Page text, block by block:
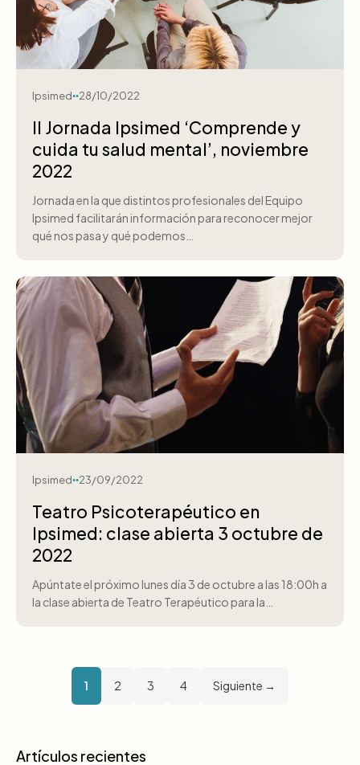
Ipsimed 28/10/2022
II Jornada Ipsimed ‘Comprende y
cuida tu salud mental’, noviembre
2022
Jornada en la que distintos profesionales del Equipo
Ipsimed facilitarán información para reconocer mejor
qué nos pasa y qué podemos…
Ipsimed 23/09/2022
Teatro Psicoterapéutico en
Ipsimed: clase abierta 3 octubre de
2022
Apúntate el próximo lunes día 3 de octubre a las 18:00h a
la clase abierta de Teatro Terapéutico para la…
1 2 3 4 Siguiente →
Artículos recientes